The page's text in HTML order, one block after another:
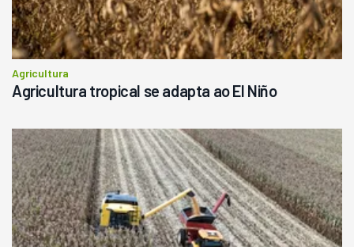
Agricultura
Agricultura tropical se adapta ao El Niño